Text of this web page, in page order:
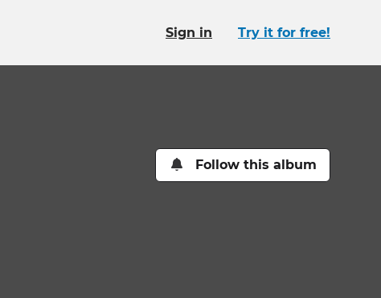
Sign in Try it for free!
Follow this album